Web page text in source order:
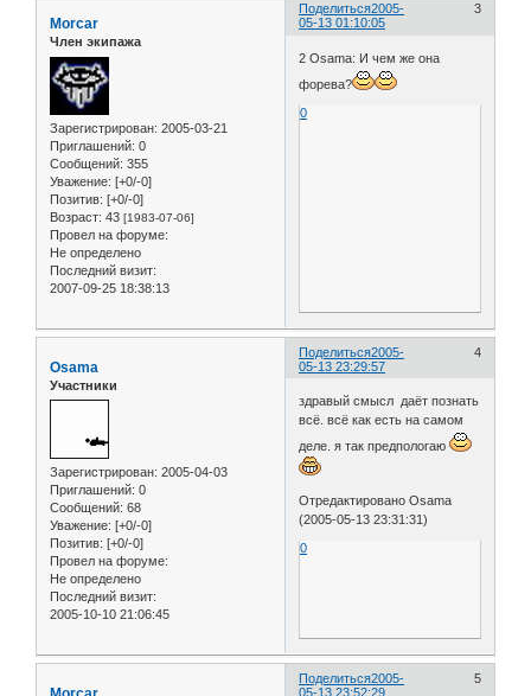
Поделиться 3
2005-
05-13 01:10:05
Morcar
Член экипажа
Зарегистрирован: 2005-03-21
Приглашений: 0
Сообщений: 355
Уважение: [+0/-0]
Позитив: [+0/-0]
Возраст: 43 [1983-07-06]
Провел на форуме:
Не определено
Последний визит:
2007-09-25 18:38:13
2 Osama: И чем же она
форева?
0
Поделиться 4
2005-
05-13 23:29:57
Osama
Участники
Зарегистрирован: 2005-04-03
Приглашений: 0
Сообщений: 68
Уважение: [+0/-0]
Позитив: [+0/-0]
Провел на форуме:
Не определено
Последний визит:
2005-10-10 21:06:45
здравый смысл даёт познать
всё. всё как есть на самом
деле. я так предпологаю
Отредактировано Osama
(2005-05-13 23:31:31)
0
Поделиться 5
2005-
05-13 23:52:29